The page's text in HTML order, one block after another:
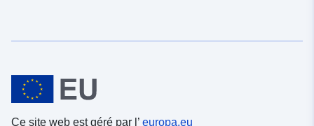
Ce site web est géré par l’ europa.eu